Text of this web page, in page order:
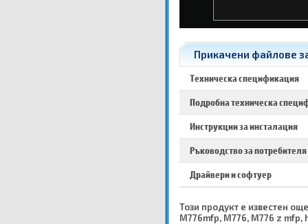
Прикачени файлове
Техническа спецификация
Подробна техническа
Инструкции за инсталация
Ръководство за потребителя
Драйвери и софтуер
Този продукт е известен
M776mfp, M776, M776 z mfp,